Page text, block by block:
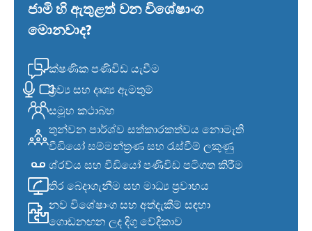
ජාමි හි ඇතුළත් වන විශේෂාංග
මොනවාද?
ක්ෂණික පණිවිඩ යැවීම
ශ්‍රව්‍ය සහ දෘශ්‍ය ඇමතුම්
සමූහ කථාබහ
තුන්වන පාර්ශ්ව සත්කාරකත්වය නොමැති
වීඩියෝ සම්මන්ත්‍රණ සහ රැස්වීම් ලකුණු
ශ්රව්ය සහ වීඩියෝ පණිවිඩ පටිගත කිරීම
තිර බෙදාගැනීම සහ මාධ්‍ය ප්‍රවාහය
නව විශේෂාංග සහ අත්දැකීම් සඳහා
ගොඩනඟන ලද දිගු වේදිකාව